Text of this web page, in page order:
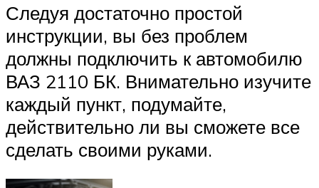
Следуя достаточно простой
инструкции, вы без проблем
должны подключить к автомобилю
ВАЗ 2110 БК. Внимательно изучите
каждый пункт, подумайте,
действительно ли вы сможете все
сделать своими руками.